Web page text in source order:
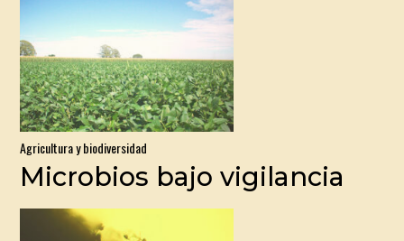
Agricultura y biodiversidad
Microbios bajo vigilancia